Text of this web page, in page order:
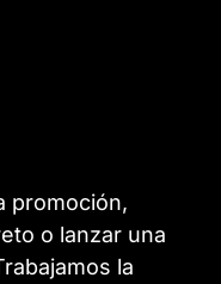
promoción,
o lanzar una
la